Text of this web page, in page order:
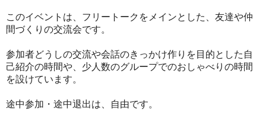
このイベントは、フリートークをメインとした、友達や仲
間づくりの交流会です。
参加者どうしの交流や会話のきっかけ作りを目的とした自
己紹介の時間や、少人数のグループでのおしゃべりの時間
を設けています。
途中参加・途中退出は、自由です。